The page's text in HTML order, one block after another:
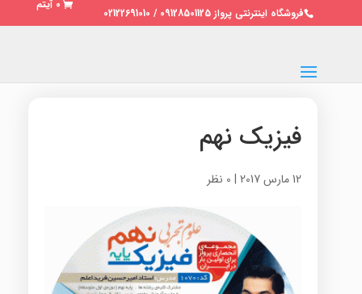
فروشگاه اینترنتی پرواز 09128501125 / 02122691010
0 آیتم
فیزیک نهم
12 مارس 2017 | 0 نظر